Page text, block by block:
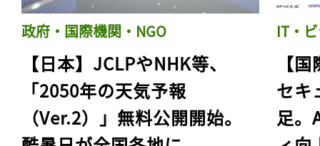
政府・国際機関・NGO
【日本】JCLPやNHK等、
「2050年の天気予報
（Ver.2）」無料公開開始。
IT・
【
セキ
足。